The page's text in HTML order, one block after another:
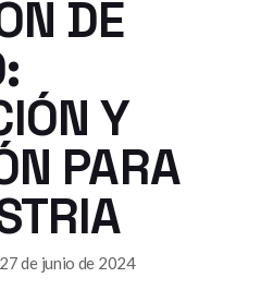
DE
Y
PARA
27 de junio de 2024